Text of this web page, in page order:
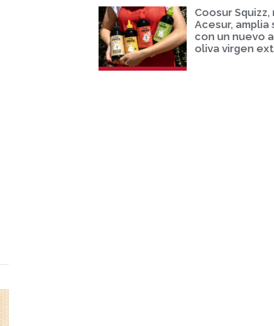
Coosur Squizz,
Acesur, amplia
con un nuevo
oliva virgen